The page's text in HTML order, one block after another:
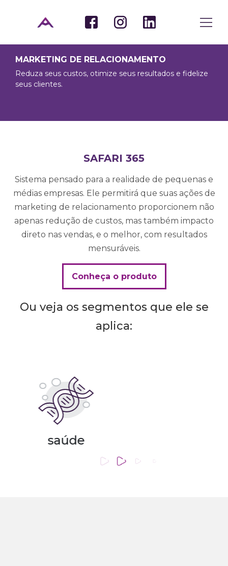
MARKETING DE RELACIONAMENTO
Reduza seus custos, otimize seus resultados e fidelize
seus clientes.
SAFARI 365
Sistema pensado para a realidade de pequenas e
médias empresas. Ele permitirá que suas ações de
marketing de relacionamento proporcionem não
apenas redução de custos, mas também impacto
direto nas vendas, e o melhor, com resultados
mensuráveis.
Conheça o produto
Ou veja os segmentos que ele se
aplica: